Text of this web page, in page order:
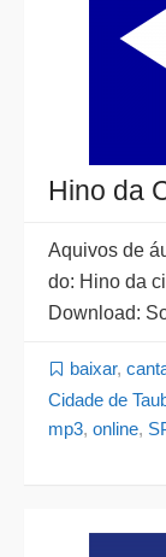
Hino da
Aquivos de
do: Hino da
Download:
baixar,
Cidade de
mp3, online,